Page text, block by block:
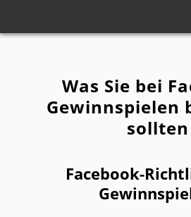
Was Sie bei
Gewinnspielen
sollten
Facebook-